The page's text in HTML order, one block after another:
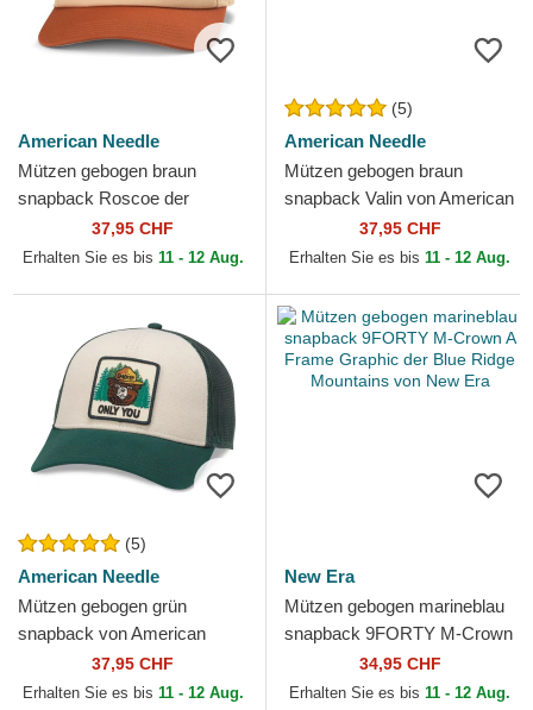
American Needle
Mützen gebogen braun
snapback Roscoe der
Sequoia National Park von
American Needle
37,95 CHF
Erhalten Sie es bis 11 - 12 Aug.
(5)
American Needle
Mützen gebogen braun
snapback Valin von American
37,95 CHF
Erhalten Sie es bis 11 - 12 Aug.
(5)
American Needle
Mützen gebogen grün
snapback von American
37,95 CHF
Erhalten Sie es bis 11 - 12 Aug.
New Era
Mützen gebogen marineblau
snapback 9FORTY M-Crown
A Frame Graphic der Blue
Ridge Mountains von...
34,95 CHF
Erhalten Sie es bis 11 - 12 Aug.